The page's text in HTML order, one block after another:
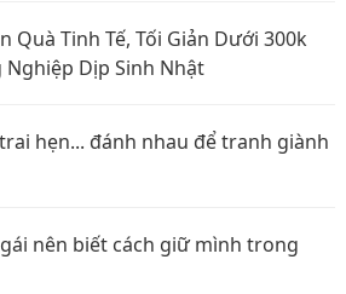
Quà Tinh Tế, Tối Giản Dưới 300k
Dịp Sinh Nhật
hẹn... đánh nhau để tranh giành
nên biết cách giữ mình trong